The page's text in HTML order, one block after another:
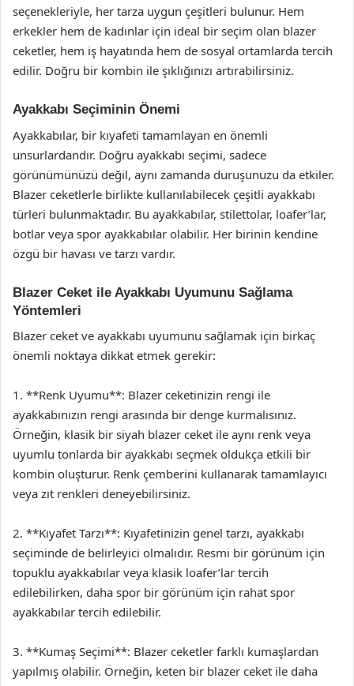
seçenekleriyle, her tarza uygun çeşitleri bulunur. Hem
erkekler hem de kadınlar için ideal bir seçim olan blazer
ceketler, hem iş hayatında hem de sosyal ortamlarda tercih
edilir. Doğru bir kombin ile şıklığınızı artırabilirsiniz.
Ayakkabı Seçiminin Önemi
Ayakkabılar, bir kıyafeti tamamlayan en önemli
unsurlardandır. Doğru ayakkabı seçimi, sadece
görünümünüzü değil, aynı zamanda duruşunuzu da etkiler.
Blazer ceketlerle birlikte kullanılabilecek çeşitli ayakkabı
türleri bulunmaktadır. Bu ayakkabılar, stilettolar, loafer’lar,
botlar veya spor ayakkabılar olabilir. Her birinin kendine
özgü bir havası ve tarzı vardır.
Blazer Ceket ile Ayakkabı Uyumunu Sağlama
Yöntemleri
Blazer ceket ve ayakkabı uyumunu sağlamak için birkaç
önemli noktaya dikkat etmek gerekir:
1. **Renk Uyumu**: Blazer ceketinizin rengi ile
ayakkabınızın rengi arasında bir denge kurmalısınız.
Örneğin, klasik bir siyah blazer ceket ile aynı renk veya
uyumlu tonlarda bir ayakkabı seçmek oldukça etkili bir
kombin oluşturur. Renk çemberini kullanarak tamamlayıcı
veya zıt renkleri deneyebilirsiniz.
2. **Kıyafet Tarzı**: Kıyafetinizin genel tarzı, ayakkabı
seçiminde de belirleyici olmalıdır. Resmi bir görünüm için
topuklu ayakkabılar veya klasik loafer’lar tercih
edilebilirken, daha spor bir görünüm için rahat spor
ayakkabılar tercih edilebilir.
3. **Kumaş Seçimi**: Blazer ceketler farklı kumaşlardan
yapılmış olabilir. Örneğin, keten bir blazer ceket ile daha